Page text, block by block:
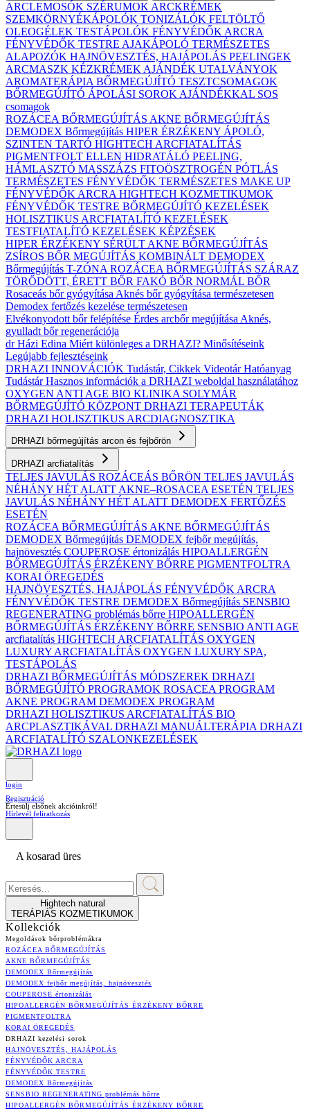
ARCLEMOSÓK SZÉRUMOK ARCKRÉMEK
SZEMKÖRNYÉKÁPOLÓK TONIZÁLÓK FELTÖLTŐ
OLEOGÉLEK TESTÁPOLÓK FÉNYVÉDŐK ARCRA
FÉNYVÉDŐK TESTRE AJAKÁPOLÓ TERMÉSZETES
ALAPOZÓK HAJNÖVESZTÉS, HAJÁPOLÁS PEELINGEK
ARCMASZK KÉZKRÉMEK AJÁNDÉK UTALVÁNYOK
AROMATERÁPIA BŐRMEGÚJÍTÓ TESZTCSOMAGOK
BŐRMEGÚJÍTÓ ÁPOLÁSI SOROK AJÁNDÉKKAL SOS
csomagok
ROZÁCEA BŐRMEGÚJÍTÁS AKNE BŐRMEGÚJÍTÁS
DEMODEX Bőrmegújítás HIPER ÉRZÉKENY ÁPOLÓ,
SZINTEN TARTÓ HIGHTECH ARCFIATALÍTÁS
PIGMENTFOLT ELLEN HIDRATÁLÓ PEELING,
HÁMLASZTÓ MASSZÁZS FITOÖSZTROGÉN PÓTLÁS
TERMÉSZETES FÉNYVÉDŐK TERMÉSZETES MAKE UP
FÉNYVÉDŐK ARCRA HIGHTECH KOZMETIKUMOK
FÉNYVÉDŐK TESTRE BŐRMEGÚJÍTÓ KEZELÉSEK
HOLISZTIKUS ARCFIATALÍTÓ KEZELÉSEK
TESTFIATALÍTÓ KEZELÉSEK KÉPZÉSEK
HIPER ÉRZÉKENY SÉRÜLT AKNE BŐRMEGÚJÍTÁS
ZSÍROS BŐR MEGÚJÍTÁS KOMBINÁLT DEMODEX
Bőrmegújítás T-ZÓNA ROZÁCEA BŐRMEGÚJÍTÁS SZÁRAZ
TÖRŐDÖTT, ÉRETT BŐR FAKÓ BŐR NORMÁL BŐR
Rosaceás bőr gyógyítása Aknés bőr gyógyítása természetesen
Demodex fertőzés kezelése természetesen
Elvékonyodott bőr felépítése Érdes arcbőr megújítása Aknés,
gyulladt bőr regenerációja
dr Házi Edina Miért különleges a DRHAZI? Minősítéseink
Legújabb fejlesztéseink
DRHAZI INNOVÁCIÓK Tudástár, Cikkek VideotárHatóanyag
TudástárHasznos információk a DRHAZI weboldal használatához
OXYGEN ANTI AGE BIO KLINIKA SOLYMÁR
BŐRMEGÚJÍTÓ KÖZPONT DRHAZI TERAPEUTÁK
DRHAZI HOLISZTIKUS ARCDIAGNOSZTIKA
DRHAZI bőrmegújítás arcon és fejbőrön
DRHAZI arcfiatalítás
TELJES JAVULÁS ROZÁCEÁS BŐRÖN TELJES JAVULÁS
NÉHÁNY HÉT ALATT AKNE–ROSACEA ESETÉN TELJES
JAVULÁS NÉHÁNY HÉT ALATT DEMODEX FERTŐZÉS
ESETÉN
ROZÁCEA BŐRMEGÚJÍTÁS AKNE BŐRMEGÚJÍTÁS
DEMODEX Bőrmegújítás DEMODEX fejbőr megújítás,
hajnövesztés COUPEROSE értonizálás HIPOALLERGÉN
BŐRMEGÚJÍTÁS ÉRZÉKENY BŐRRE PIGMENTFOLTRA
KORAI ÖREGEDÉS
HAJNÖVESZTÉS, HAJÁPOLÁS FÉNYVÉDŐK ARCRA
FÉNYVÉDŐK TESTRE DEMODEX Bőrmegújítás SENSBIO
REGENERATING problémás bőrre HIPOALLERGÉN
BŐRMEGÚJÍTÁS ÉRZÉKENY BŐRRE SENSBIO ANTI AGE
arcfiatalítás HIGHTECH ARCFIATALÍTÁS OXYGEN
LUXURY ARCFIATALÍTÁS OXYGEN LUXURY SPA,
TESTÁPOLÁS
DRHAZI BŐRMEGÚJÍTÁS MÓDSZEREK DRHAZI
BŐRMEGÚJÍTÓ PROGRAMOK ROSACEA PROGRAM
AKNE PROGRAM DEMODEX PROGRAM
DRHAZI HOLISZTIKUS ARCFIATALÍTÁS BIO
ARCPLASZTIKÁVAL DRHAZI MANUÁLTERÁPIA DRHAZI
ARCFIATALÍTÓ SZALONKEZELÉSEK
login
Regisztráció
Értesülj elsőnek akcióinkról!
Hírlevél feliratkozás
A kosarad üres
Hightech natural
TERÁPIÁS KOZMETIKUMOK
Kollekciók
Megoldások bőrproblémákra
ROZÁCEA BŐRMEGÚJÍTÁS
AKNE BŐRMEGÚJÍTÁS
DEMODEX Bőrmegújítás
DEMODEX fejbőr megújítás, hajnövesztés
COUPEROSE értonizálás
HIPOALLERGÉN BŐRMEGÚJÍTÁS ÉRZÉKENY BŐRRE
PIGMENTFOLTRA
KORAI ÖREGEDÉS
DRHAZI kezelési sorok
HAJNÖVESZTÉS, HAJÁPOLÁS
FÉNYVÉDŐK ARCRA
FÉNYVÉDŐK TESTRE
DEMODEX Bőrmegújítás
SENSBIO REGENERATING problémás bőrre
HIPOALLERGÉN BŐRMEGÚJÍTÁS ÉRZÉKENY BŐRRE